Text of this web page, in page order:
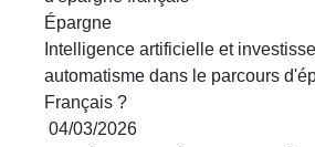
Épargne
Intelligence artificielle et
automatisme dans le parcours
Français ?
04/03/2026